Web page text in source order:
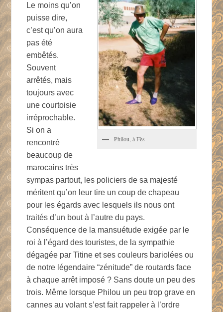
Philou, à Fès
Le moins qu’on
puisse dire,
c’est qu’on aura
pas été
embêtés.
Souvent
arrêtés, mais
toujours avec
une courtoisie
irréprochable.
Si on a
rencontré
beaucoup de
marocains très
sympas partout, les policiers de sa majesté
méritent qu’on leur tire un coup de chapeau
pour les égards avec lesquels ils nous ont
traités d’un bout à l’autre du pays.
Conséquence de la mansuétude exigée par le
roi à l’égard des touristes, de la sympathie
dégagée par Titine et ses couleurs bariolées ou
de notre légendaire “zénitude” de routards face
à chaque arrêt imposé ? Sans doute un peu des
trois. Même lorsque Philou un peu trop grave en
cannes au volant s’est fait rappeler à l’ordre